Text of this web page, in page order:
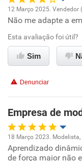
Oportunidade de
Ambiente de
Benefícios
Recomenda
12 Março 2025. Vendedor
Não me adapte a
Esta avaliação foi útil?
Sim
Denunciar
Empresa de
Oportunidade de
18 Março 2023.
Aprendizado
de força maior não